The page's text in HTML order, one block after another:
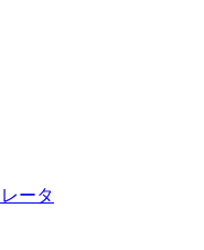
ータ